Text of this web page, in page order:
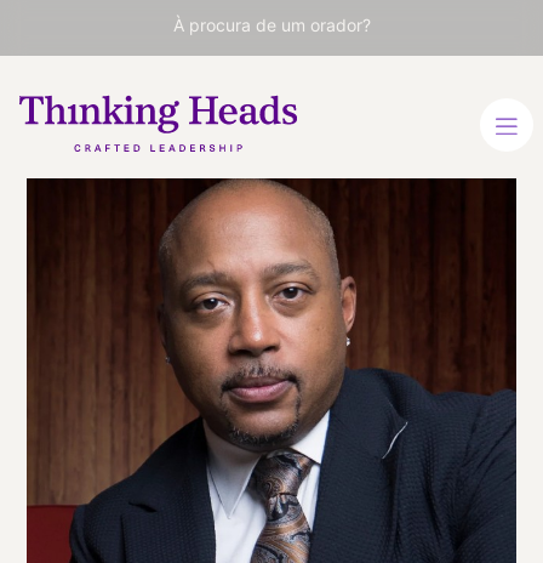
À procura de um orador?
John
Daymond
Fundador e CEO da FUBU,
embaixador presidencial
para o Empreendedorismo
Global, estrela do Shark
Tank da ABC e CEO do
Shark Group.
INGLÊS
VER PERFIL